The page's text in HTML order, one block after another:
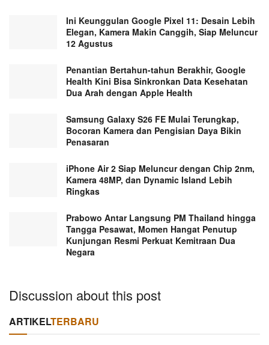
Ini Keunggulan Google Pixel 11: Desain Lebih
Elegan, Kamera Makin Canggih, Siap Meluncur
12 Agustus
Penantian Bertahun-tahun Berakhir, Google
Health Kini Bisa Sinkronkan Data Kesehatan
Dua Arah dengan Apple Health
Samsung Galaxy S26 FE Mulai Terungkap,
Bocoran Kamera dan Pengisian Daya Bikin
Penasaran
iPhone Air 2 Siap Meluncur dengan Chip 2nm,
Kamera 48MP, dan Dynamic Island Lebih
Ringkas
Prabowo Antar Langsung PM Thailand hingga
Tangga Pesawat, Momen Hangat Penutup
Kunjungan Resmi Perkuat Kemitraan Dua
Negara
Discussion about this post
ARTIKELTERBARU